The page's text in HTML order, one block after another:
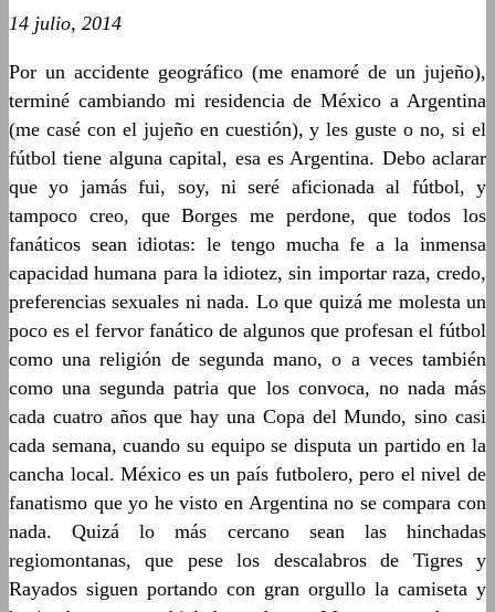
14 julio, 2014
Por un accidente geográfico (me enamoré de un jujeño),
terminé cambiando mi residencia de México a Argentina
(me casé con el jujeño en cuestión), y les guste o no, si el
fútbol tiene alguna capital, esa es Argentina. Debo aclarar
que yo jamás fui, soy, ni seré aficionada al fútbol, y
tampoco creo, que Borges me perdone, que todos los
fanáticos sean idiotas: le tengo mucha fe a la inmensa
capacidad humana para la idiotez, sin importar raza, credo,
preferencias sexuales ni nada. Lo que quizá me molesta un
poco es el fervor fanático de algunos que profesan el fútbol
como una religión de segunda mano, o a veces también
como una segunda patria que los convoca, no nada más
cada cuatro años que hay una Copa del Mundo, sino casi
cada semana, cuando su equipo se disputa un partido en la
cancha local. México es un país futbolero, pero el nivel de
fanatismo que yo he visto en Argentina no se compara con
nada. Quizá lo más cercano sean las hinchadas
regiomontanas, que pese los descalabros de Tigres y
Rayados siguen portando con gran orgullo la camiseta y